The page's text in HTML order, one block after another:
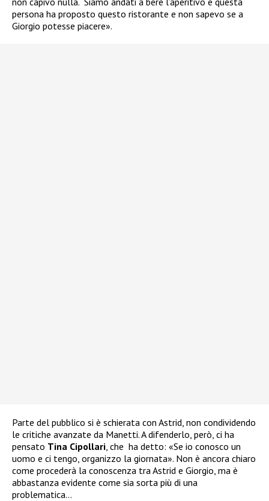
persona ha proposto questo ristorante e non sapevo se a
Giorgio potesse piacere».
Parte del pubblico si è schierata con Astrid, non condividendo
le critiche avanzate da Manetti. A difenderlo, però, ci ha
pensato Tina Cipollari , che ha detto: «Se io conosco un
uomo e ci tengo, organizzo la giornata». Non è ancora chiaro
come procederà la conoscenza tra Astrid e Giorgio, ma è
abbastanza evidente come sia sorta più di una
problematica…